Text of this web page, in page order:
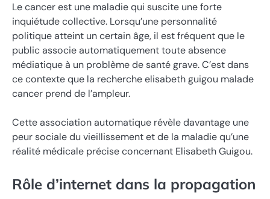
Le cancer est une maladie qui suscite une forte
inquiétude collective. Lorsqu’une personnalité
politique atteint un certain âge, il est fréquent que le
public associe automatiquement toute absence
médiatique à un problème de santé grave. C’est dans
ce contexte que la recherche elisabeth guigou malade
cancer prend de l’ampleur.
Cette association automatique révèle davantage une
peur sociale du vieillissement et de la maladie qu’une
réalité médicale précise concernant Elisabeth Guigou.
Rôle d’internet dans la propagation